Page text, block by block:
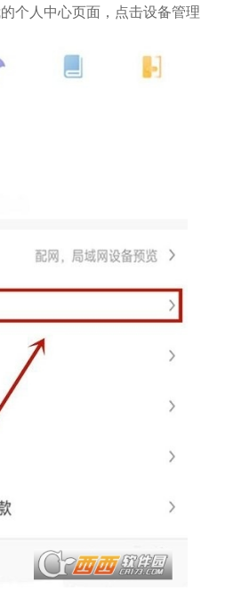
个人中心页面，点击设备管理